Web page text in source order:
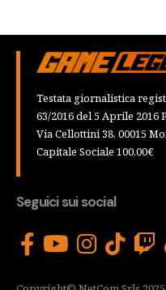
Testata giornalistica
63/2016 del 5 Aprile 2016
Via Cellottini 38, 00015
Capitale Sociale 100,00€
Seguici sui social